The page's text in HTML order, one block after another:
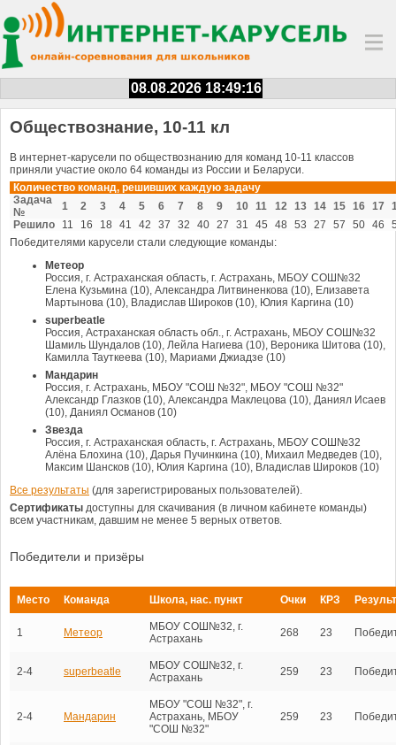
08.08.2026 18:49:16
Обществознание, 10-11 кл
В интернет-карусели по обществознанию для команд 10-11 классов
приняли участие около 64 команды из России и Беларуси.
Количество команд, решивших каждую задачу
Задача
№
1 2 3 4 5 6 7 8 9 10 11 12 13 14 15 16 17
Решило
11 16 18 41 42 37 32 40 27 31 45 48 53 27 57 50 46
Победителями карусели стали следующие команды:
Метеор
Россия, г. Астраханская область, г. Астрахань, МБОУ СОШ№32
Елена Кузьмина (10), Александра Литвиненкова (10), Елизавета
Мартынова (10), Владислав Широков (10), Юлия Каргина (10)
superbeatle
Россия, Астраханская область обл., г. Астрахань, МБОУ СОШ№32
Шамиль Шундалов (10), Лейла Нагиева (10), Вероника Шитова (10),
Камилла Тауткеева (10), Мариами Джиадзе (10)
Мандарин
Россия, г. Астрахань, МБОУ "СОШ №32", МБОУ "СОШ №32"
Александр Глазков (10), Александра Маклецова (10), Даниял Исаев
(10), Даниял Османов (10)
Звезда
Россия, г. Астраханская область, г. Астрахань, МБОУ СОШ№32
Алёна Блохина (10), Дарья Пучинкина (10), Михаил Медведев (10),
Максим Шансков (10), Юлия Каргина (10), Владислав Широков (10)
Все результаты (для зарегистрированых пользователей).
Сертификаты доступны для скачивания (в личном кабинете команды)
всем участникам, давшим не менее 5 верных ответов.
Победители и призёры
Место Команда Школа, нас. пункт Очки КРЗ
1 Метеор
МБОУ СОШ№32, г.
Астрахань
268 23
2-4 superbeatle
МБОУ СОШ№32, г.
Астрахань
259 23
2-4 Мандарин
МБОУ "СОШ №32", г.
Астрахань, МБОУ
"СОШ №32"
259 23